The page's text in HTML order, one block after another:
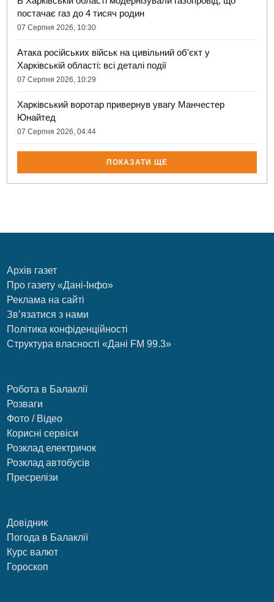
постачає газ до 4 тисяч родин
07 Серпня 2026, 10:30
Атака російських військ на цивільний об'єкт у
Харківській області: всі деталі події
07 Серпня 2026, 10:29
Харківський воротар привернув увагу Манчестер
Юнайтед
07 Серпня 2026, 04:44
ПОКАЗАТИ ЩЕ
Архів газет
Про газету «Дані-Інфо»
Реклама на сайті
Зв’язатися з нами
Політика конфіденційності
Структура власності «Дані FM 99.3»
Робота в Балаклії
Розваги
Фото / Відео
Корисні сервіси
Розклад електричок
Розклад автобусів
Пресрелізи
Довідник
Погода в Балаклії
Курс валют
Гороскоп